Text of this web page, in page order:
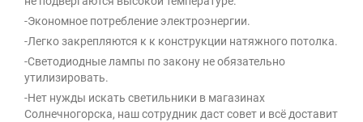
-Экономное потребление электроэнергии.
-Легко закрепляются к к конструкции натяжного потолка.
-Светодиодные лампы по закону не обязательно
утилизировать.
-Нет нужды искать светильники в магазинах
Солнечногорска, наш сотрудник даст совет и всё доставит